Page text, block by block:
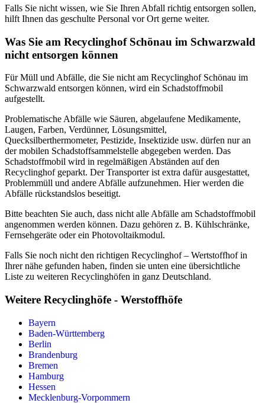
Falls Sie nicht wissen, wie Sie Ihren Abfall richtig entsorgen sollen,
hilft Ihnen das geschulte Personal vor Ort gerne weiter.
Was Sie am Recyclinghof Schönau im Schwarzwald
nicht entsorgen können
Für Müll und Abfälle, die Sie nicht am Recyclinghof Schönau im
Schwarzwald entsorgen können, wird ein Schadstoffmobil
aufgestellt.
Problematische Abfälle wie Säuren, abgelaufene Medikamente,
Laugen, Farben, Verdünner, Lösungsmittel,
Quecksilberthermometer, Pestizide, Insektizide usw. dürfen nur an
der mobilen Schadstoffsammelstelle abgegeben werden. Das
Schadstoffmobil wird in regelmäßigen Abständen auf den
Recyclinghof geparkt. Der Transporter ist extra dafür ausgestattet,
Problemmüll und andere Abfälle aufzunehmen. Hier werden die
Abfälle rückstandslos beseitigt.
Bitte beachten Sie auch, dass nicht alle Abfälle am Schadstoffmobil
angenommen werden können. Dazu gehören z. B. Kühlschränke,
Fernsehgeräte oder ein Photovoltaikmodul.
Falls Sie noch nicht den richtigen Recyclinghof – Wertstoffhof in
Ihrer nähe gefunden haben, finden sie unten eine übersichtliche
Liste zu weiteren Recyclinghöfen in ganz Deutschland.
Weitere Recyclinghöfe - Werstoffhöfe
Bayern
Baden-Württemberg
Berlin
Brandenburg
Bremen
Hamburg
Hessen
Mecklenburg-Vorpommern